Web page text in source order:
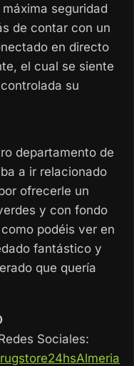
seguridad
de contar con un
en directo
el cual se siente
su
departamento de
a ir relacionado
ofrecerle un
y con fondo
podéis ver en
fantástico y
que quería
Sociales: